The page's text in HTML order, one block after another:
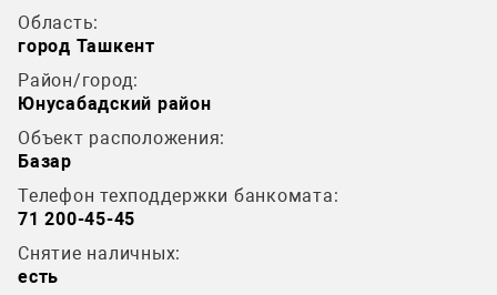
Область:
город Ташкент
Район/город:
Юнусабадский район
Объект расположения:
Базар
Телефон техподдержки банкомата:
71 200-45-45
Снятие наличных:
есть